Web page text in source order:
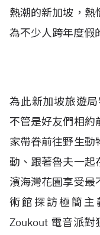
熱潮的新加坡，熱
為不少人跨年度假
為此新加坡旅遊
不管是好友們相約
家帶眷前往野生動
動、跟著魯夫一起
濱海灣花園享受最
術館探訪極簡主
Zoukout 電音派